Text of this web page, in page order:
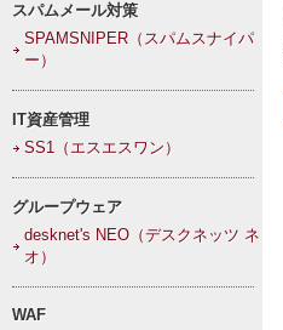
スパムメール対策
SPAMSNIPER（スパムスナイパ
ー）
IT資産管理
SS1（エスエスワン）
グループウェア
desknet's NEO（デスクネッツ ネ
オ）
WAF